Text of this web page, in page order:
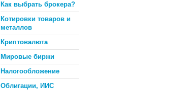
Как выбрать брокера?
Котировки товаров и
металлов
Криптовалюта
Мировые биржи
Налогообложение
Облигации, ИИС